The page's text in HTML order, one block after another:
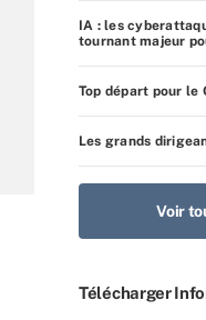
IA : les
tournant majeur
Top départ pour le
Les grands
Voir
Télécharger